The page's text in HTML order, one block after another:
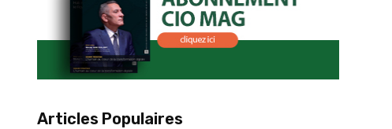
Articles Populaires